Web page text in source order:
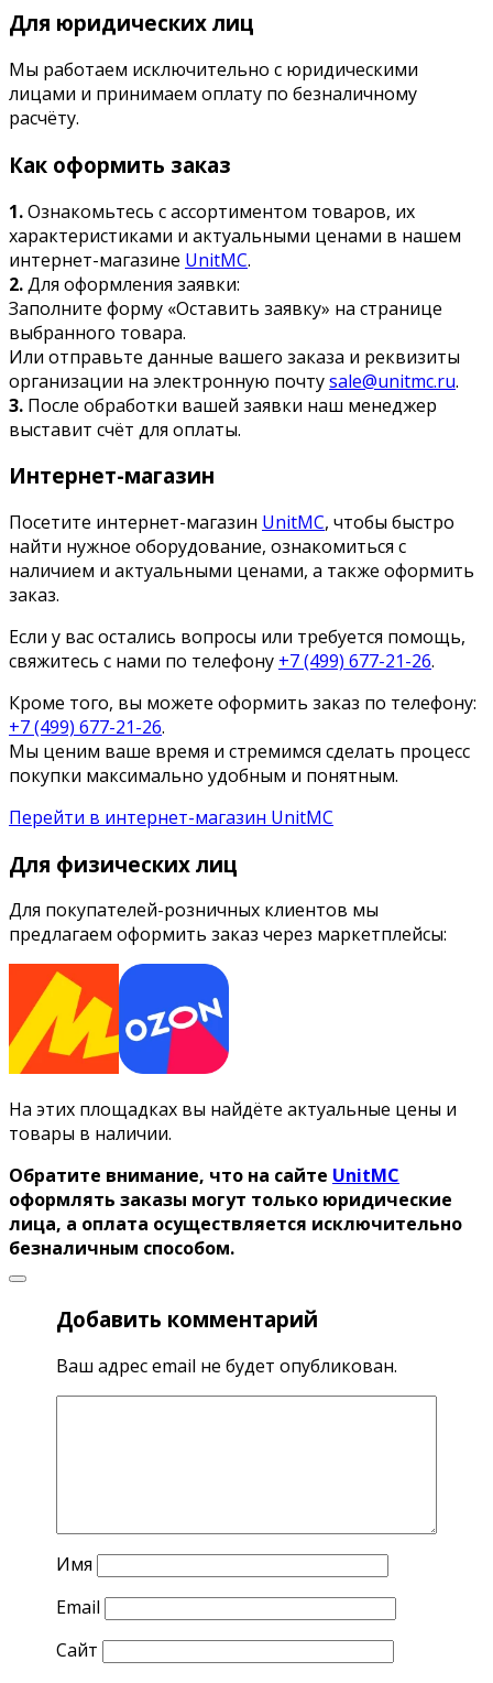
Для юридических лиц
Мы работаем исключительно с юридическими
лицами и принимаем оплату по безналичному
расчёту.
Как оформить заказ
1.Ознакомьтесь с ассортиментом товаров, их
характеристиками и актуальными ценами в нашем
интернет-магазине UnitMC.
2.Для оформления заявки:
Заполните форму «Оставить заявку» на странице
выбранного товара.
Или отправьте данные вашего заказа и реквизиты
организации на электронную почтуsale@unitmc.ru.
3. После обработки вашей заявки наш менеджер
выставит счёт для оплаты.
Интернет-магазин
Посетите интернет-магазин UnitMC, чтобы быстро
найти нужное оборудование, ознакомиться с
наличием и актуальными ценами, а также оформить
заказ.
Если у вас остались вопросы или требуется помощь,
свяжитесь с нами по телефону +7 (499) 677-21-26.
Кроме того, вы можете оформить заказ по телефону:
+7 (499) 677-21-26.
Мы ценим ваше время и стремимся сделать процесс
покупки максимально удобным и понятным.
Перейти в интернет-магазин UnitMC
Для физических лиц
Для покупателей-розничных клиентов мы
предлагаем оформить заказ через маркетплейсы:
На этих площадках вы найдёте актуальные цены и
товары в наличии.
Обратите внимание, что на сайте UnitMC
оформлять заказы могут только юридические
лица, а оплата осуществляется исключительно
безналичным способом.
Добавить комментарий
Ваш адрес email не будет опубликован.
Имя
Email
Сайт